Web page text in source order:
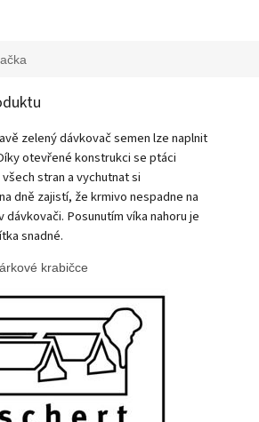
zelený dávkovač semen lze naplnit
otevřené konstrukci se ptáci
stran a vychutnat si
dně zajistí, že krmivo nespadne na
dávkovači. Posunutím víka nahoru je
snadné.
krabičce